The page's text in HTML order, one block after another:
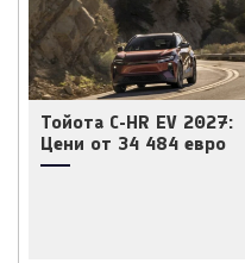
Тойота C-HR EV 2027:
Цени от 34 484 евро